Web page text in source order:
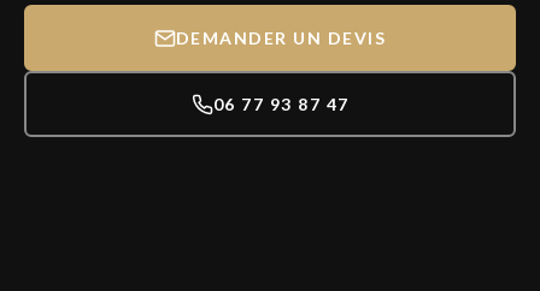
DEMANDER UN DEVIS
06 77 93 87 47